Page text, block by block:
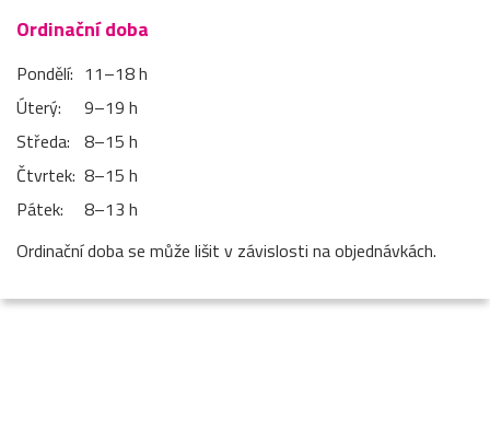
Ordinační doba
Pondělí: 11–⁠18 h
Úterý:
9–⁠19 h
Středa: 8–⁠15 h
Čtvrtek: 8–⁠15 h
Pátek:
8–⁠13 h
Ordinační doba se může lišit v závislosti na objednávkách.